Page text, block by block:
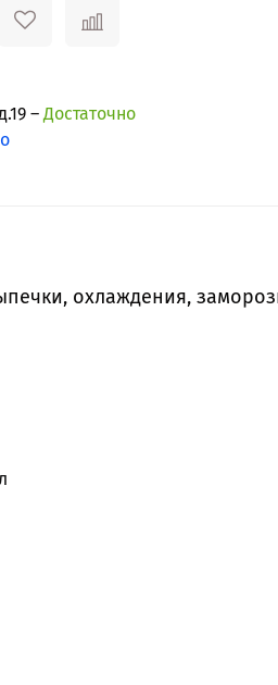
–Достаточно
охлаждения,
С до +230С.